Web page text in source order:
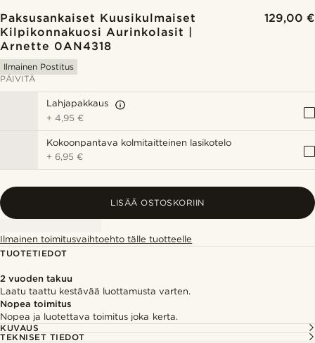
Paksusankaiset Kuusikulmaiset
Kilpikonnakuosi Aurinkolasit |
Arnette 0AN4318
129,00 €
Ilmainen Postitus
PÄIVITÄ
Lahjapakkaus
+4,95 €
Kokoonpantava kolmitaitteinen lasikotelo
+6,95 €
LISÄÄ OSTOSKORIIN
Ilmainen toimitusvaihtoehto tälle tuotteelle
TUOTETIEDOT
2 vuoden takuu
Laatu taattu kestävää luottamusta varten.
Nopea toimitus
Nopea ja luotettava toimitus joka kerta.
KUVAUS
TEKNISET TIEDOT